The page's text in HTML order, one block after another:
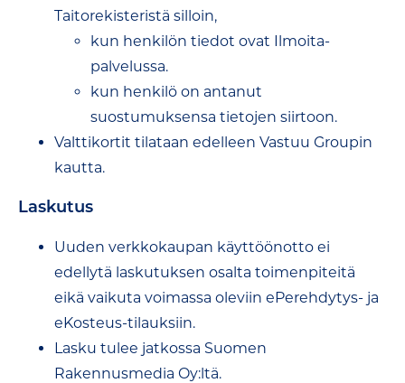
Taitorekisteristä silloin,
kun henkilön tiedot ovat Ilmoita-
palvelussa.
kun henkilö on antanut
suostumuksensa tietojen siirtoon.
Valttikortit tilataan edelleen Vastuu Groupin
kautta.
Laskutus
Uuden verkkokaupan käyttöönotto ei
edellytä laskutuksen osalta toimenpiteitä
eikä vaikuta voimassa oleviin ePerehdytys- ja
eKosteus-tilauksiin.
Lasku tulee jatkossa Suomen
Rakennusmedia Oy:ltä.